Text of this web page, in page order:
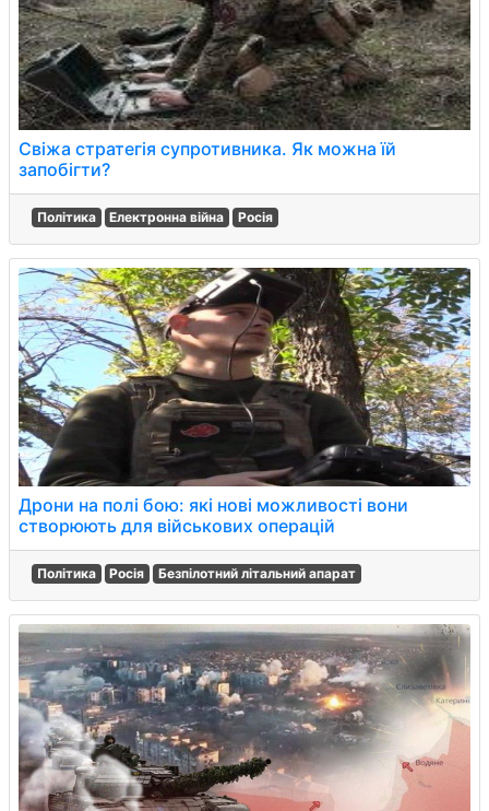
Свіжа стратегія супротивника. Як можна їй
запобігти?
Політика Електронна війна Росія
Дрони на полі бою: які нові можливості вони
створюють для військових операцій
Політика Росія Безпілотний літальний апарат